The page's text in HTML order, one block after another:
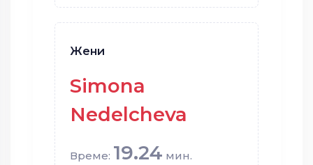
Жени
Simona
Nedelcheva
Време: 19.24 мин.